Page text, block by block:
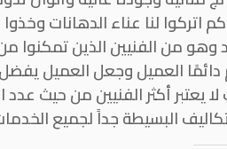
اتركوا لنا عناء الدهانات
وهو من الفنيين الذين تمكنوا
العميل وجعل العميل يفضل
أكثر الفنيين من حيث عدد
البسيطة جداً لجميع